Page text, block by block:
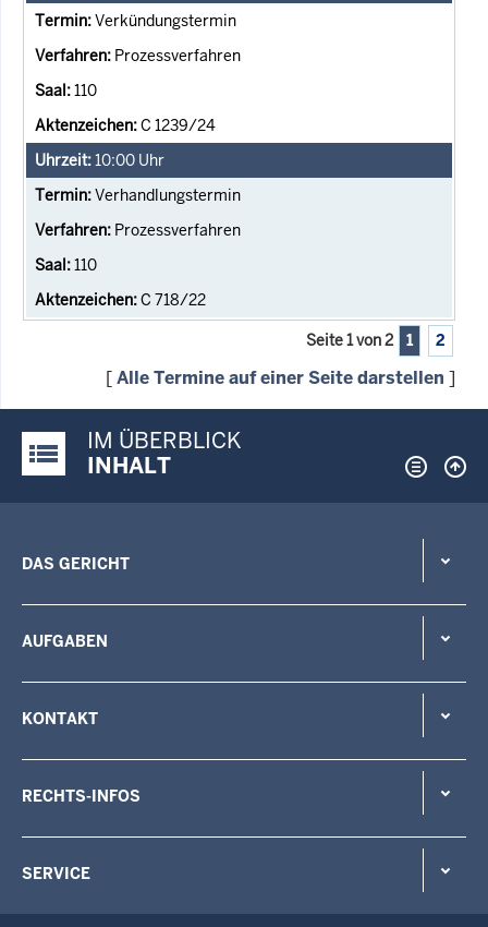
Verkündungstermin
Prozessverfahren
110
C 1239/24
10:00 Uhr
Verhandlungstermin
Prozessverfahren
110
C 718/22
Seite 1 von 2 1 2
[Alle Termine auf einer Seite darstellen ]
Justiz-Portal im Überblick:
IM ÜBERBLICK
INHALT
DAS GERICHT
AUFGABEN
KONTAKT
RECHTS-INFOS
SERVICE